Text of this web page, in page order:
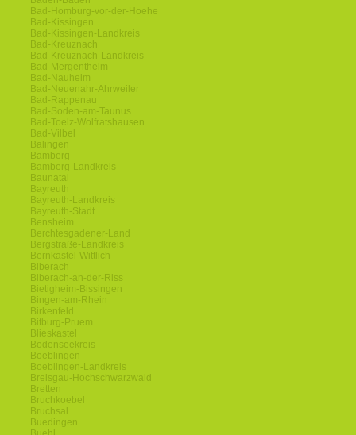
Bad-Homburg-vor-der-Hoehe
Bad-Kissingen
Bad-Kissingen-Landkreis
Bad-Kreuznach
Bad-Kreuznach-Landkreis
Bad-Mergentheim
Bad-Nauheim
Bad-Neuenahr-Ahrweiler
Bad-Rappenau
Bad-Soden-am-Taunus
Bad-Toelz-Wolfratshausen
Bad-Vilbel
Balingen
Bamberg
Bamberg-Landkreis
Baunatal
Bayreuth
Bayreuth-Landkreis
Bayreuth-Stadt
Bensheim
Berchtesgadener-Land
Bergstraße-Landkreis
Bernkastel-Wittlich
Biberach
Biberach-an-der-Riss
Bietigheim-Bissingen
Bingen-am-Rhein
Birkenfeld
Bitburg-Pruem
Blieskastel
Bodenseekreis
Boeblingen
Boeblingen-Landkreis
Breisgau-Hochschwarzwald
Bretten
Bruchkoebel
Bruchsal
Buedingen